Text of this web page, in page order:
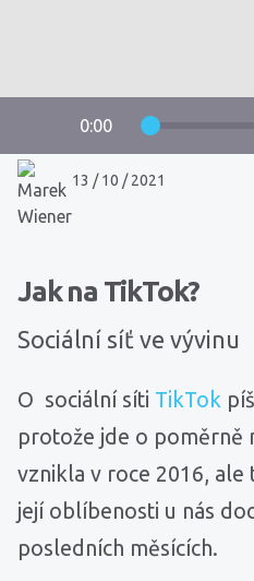
13 / 10 / 2021
0:00
Jak na TikTok?
Sociální síť ve vývinu
O sociální síti TikTok
protože jde o poměrně
vznikla v roce 2016,
její oblíbenosti u nás
posledních měsících.